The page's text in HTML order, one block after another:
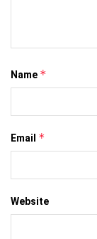
Name *
Email *
Website